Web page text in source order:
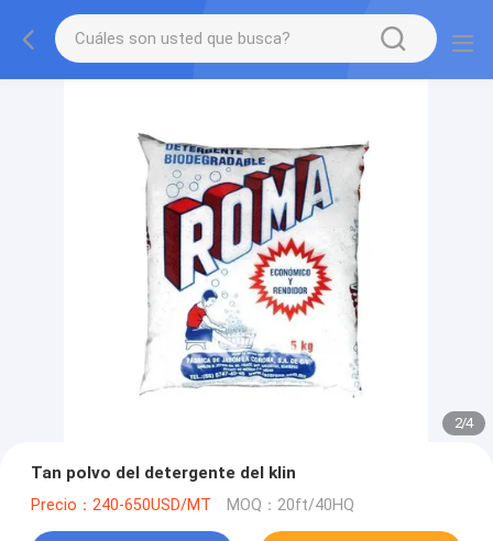
2/4
Tan polvo del detergente del klin
Precio：240-650USD/MT MOQ：20ft/40HQ